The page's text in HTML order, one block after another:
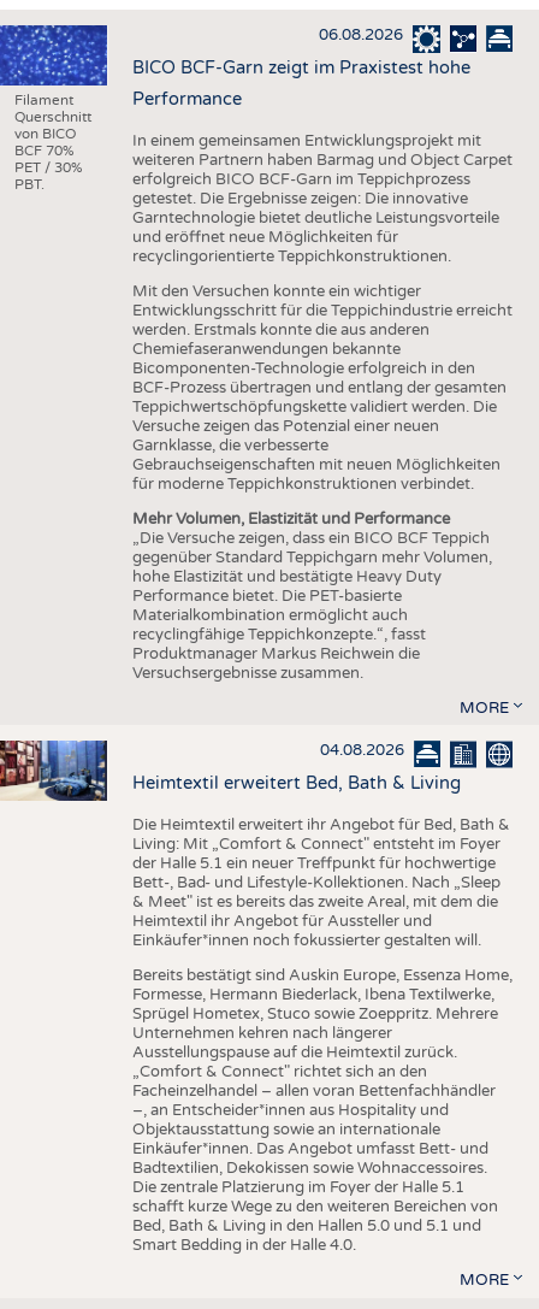
HAUS- UND HEIMTEXTILIEN
BEKLEIDUNG
TESTS
BUSINESS
UNTERNEHMEN
AUSSCHREIBUNGEN
DTV AUSSCHREIBUNGSDIENST
STATISTICS
ADRESSEN & LINKS
PUBLIKATIONEN
BRANCHENTERMINE
Filament
Querschnitt
von BICO
BCF 70%
PET / 30%
PBT.
06.08.2026
BICO BCF-Garn zeigt im Praxistest hohe
Performance
In einem gemeinsamen Entwicklungsprojekt mit
weiteren Partnern haben Barmag und Object Carpet
erfolgreich BICO BCF-Garn im Teppichprozess
getestet. Die Ergebnisse zeigen: Die innovative
Garntechnologie bietet deutliche Leistungsvorteile
und eröffnet neue Möglichkeiten für
recyclingorientierte Teppichkonstruktionen.
Mit den Versuchen konnte ein wichtiger
Entwicklungsschritt für die Teppichindustrie erreicht
werden. Erstmals konnte die aus anderen
Chemiefaseranwendungen bekannte
Bicomponenten-Technologie erfolgreich in den
BCF-Prozess übertragen und entlang der gesamten
Teppichwertschöpfungskette validiert werden. Die
Versuche zeigen das Potenzial einer neuen
Garnklasse, die verbesserte
Gebrauchseigenschaften mit neuen Möglichkeiten
für moderne Teppichkonstruktionen verbindet.
Mehr Volumen, Elastizität und Performance
„Die Versuche zeigen, dass ein BICO BCF Teppich
gegenüber Standard Teppichgarn mehr Volumen,
hohe Elastizität und bestätigte Heavy Duty
Performance bietet. Die PET-basierte
Materialkombination ermöglicht auch
recyclingfähige Teppichkonzepte.“, fasst
Produktmanager Markus Reichwein die
Versuchsergebnisse zusammen.
MORE
04.08.2026
Heimtextil erweitert Bed, Bath & Living
Die Heimtextil erweitert ihr Angebot für Bed, Bath &
Living: Mit „Comfort & Connect" entsteht im Foyer
der Halle 5.1 ein neuer Treffpunkt für hochwertige
Bett-, Bad- und Lifestyle-Kollektionen. Nach „Sleep
& Meet" ist es bereits das zweite Areal, mit dem die
Heimtextil ihr Angebot für Aussteller und
Einkäufer*innen noch fokussierter gestalten will.
Bereits bestätigt sind Auskin Europe, Essenza Home,
Formesse, Hermann Biederlack, Ibena Textilwerke,
Sprügel Hometex, Stuco sowie Zoeppritz. Mehrere
Unternehmen kehren nach längerer
Ausstellungspause auf die Heimtextil zurück.
„Comfort & Connect" richtet sich an den
Facheinzelhandel – allen voran Bettenfachhändler
–, an Entscheider*innen aus Hospitality und
Objektausstattung sowie an internationale
Einkäufer*innen. Das Angebot umfasst Bett- und
Badtextilien, Dekokissen sowie Wohnaccessoires.
Die zentrale Platzierung im Foyer der Halle 5.1
schafft kurze Wege zu den weiteren Bereichen von
Bed, Bath & Living in den Hallen 5.0 und 5.1 und
Smart Bedding in der Halle 4.0.
MORE